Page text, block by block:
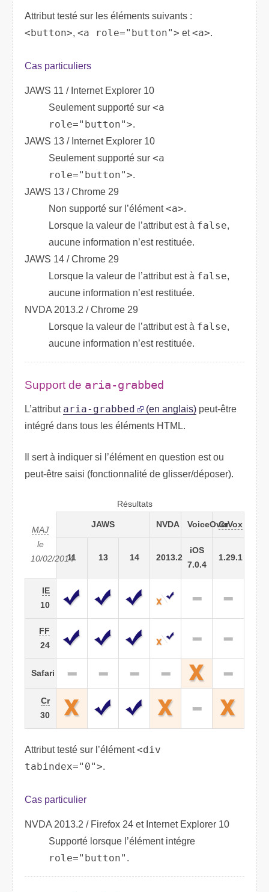
Attribut testé sur les éléments suivants :
<button>, <a role="button"> et<a>.
Cas particuliers
JAWS 11 / Internet Explorer 10
Seulement supporté sur <a
role="button">.
JAWS 13 / Internet Explorer 10
Seulement supporté sur <a
role="button">.
JAWS 13 / Chrome 29
Non supporté sur l’élément<a>.
Lorsque la valeur de l’attribut est à false,
aucune information n’est restituée.
JAWS 14 / Chrome 29
Lorsque la valeur de l’attribut est à false,
aucune information n’est restituée.
NVDA 2013.2 / Chrome 29
Lorsque la valeur de l’attribut est à false,
aucune information n’est restituée.
Support de aria-grabbed
L’attribut aria-grabbed (en anglais) peut-être
intégré dans tous les éléments HTML.
Il sert à indiquer si l’élément en question est ou
peut-être saisi (fonctionnalité de glisser/déposer).
Résultats
MAJ
le
10/02/2014
JAWS NVDA VoiceOverCrVox
11 13 14 2013.2
iOS
7.0.4
1.29.1
IE
10
FF
24
Safari
Cr
30
Attribut testé sur l’élément<div
tabindex="0">.
Cas particulier
NVDA 2013.2 / Firefox 24 et Internet Explorer 10
Supporté lorsque l’élément intégre
role="button" .